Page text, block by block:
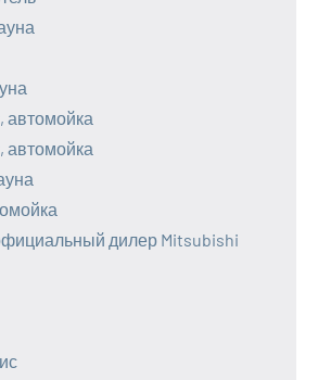
автомойка
автомойка
дилер Mitsubishi